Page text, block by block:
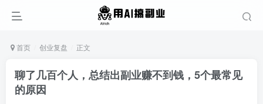
首页 创业复盘 正文
聊了几百个人，总结出副业赚不到钱，5个最常见
的原因